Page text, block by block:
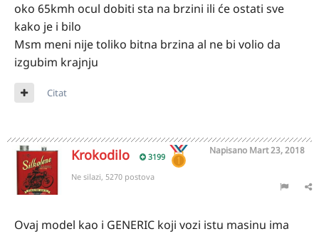
oko 65kmh ocul dobiti sta na brzini ili će ostati sve
kako je i bilo
Msm meni nije toliko bitna brzina al ne bi volio da
izgubim krajnju
Citat
Krokodilo 3199
Napisano Mart 23, 2018
Ne silazi, 5270 postova
Ovaj model kao i GENERIC koji vozi istu masinu ima